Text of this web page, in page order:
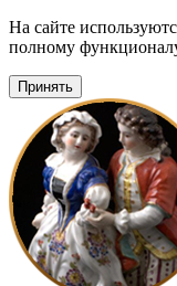
На сайте
полному
Принять